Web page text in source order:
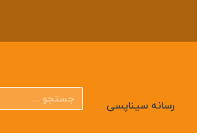
رسانه سیناپسی